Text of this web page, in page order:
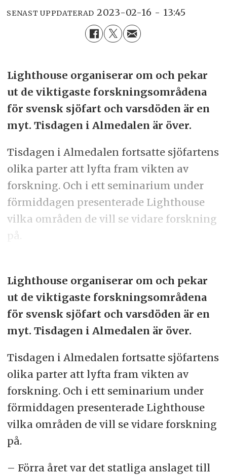
SENAST UPPDATERAD 2023-02-16 - 13:45
Lighthouse organiserar om och pekar
ut de viktigaste forskningsområdena
för svensk sjöfart och varsdöden är en
myt. Tisdagen i Almedalen är över.
Tisdagen i Almedalen fortsatte sjöfartens
olika parter att lyfta fram vikten av
forskning. Och i ett seminarium under
förmiddagen presenterade Lighthouse
vilka områden de vill se vidare forskning
på.
Lighthouse organiserar om och pekar
ut de viktigaste forskningsområdena
för svensk sjöfart och varsdöden är en
myt. Tisdagen i Almedalen är över.
Tisdagen i Almedalen fortsatte sjöfartens
olika parter att lyfta fram vikten av
forskning. Och i ett seminarium under
förmiddagen presenterade Lighthouse
vilka områden de vill se vidare forskning
på.
– Förra året var det statliga anslaget till